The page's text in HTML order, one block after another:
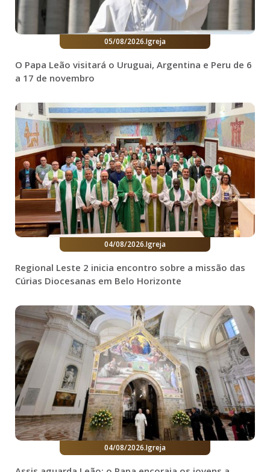
05/08/2026.Igreja
O Papa Leão visitará o Uruguai, Argentina e Peru de 6
a 17 de novembro
04/08/2026.Igreja
Regional Leste 2 inicia encontro sobre a missão das
Cúrias Diocesanas em Belo Horizonte
04/08/2026.Igreja